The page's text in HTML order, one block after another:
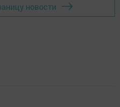
новости